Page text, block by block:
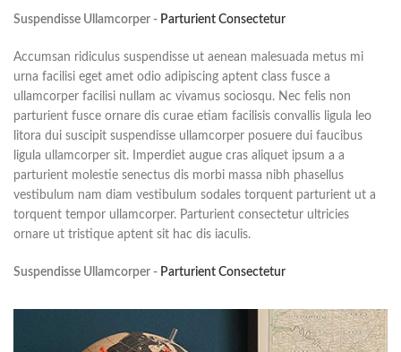
Suspendisse Ullamcorper - Parturient Consectetur
Accumsan ridiculus suspendisse ut aenean malesuada metus mi
urna facilisi eget amet odio adipiscing aptent class fusce a
ullamcorper facilisi nullam ac vivamus sociosqu. Nec felis non
parturient fusce ornare dis curae etiam facilisis convallis ligula leo
litora dui suscipit suspendisse ullamcorper posuere dui faucibus
ligula ullamcorper sit. Imperdiet augue cras aliquet ipsum a a
parturient molestie senectus dis morbi massa nibh phasellus
vestibulum nam diam vestibulum sodales torquent parturient ut a
torquent tempor ullamcorper. Parturient consectetur ultricies
ornare ut tristique aptent sit hac dis iaculis.
Suspendisse Ullamcorper - Parturient Consectetur